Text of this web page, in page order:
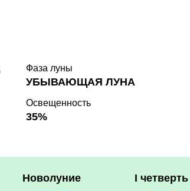
Фаза луны
УБЫВАЮЩАЯ ЛУНА
Освещенность
35%
Новолуние I четверть